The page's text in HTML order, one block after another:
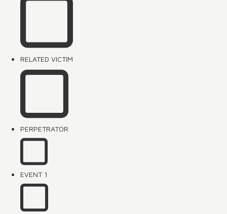
RELATED VICTIM
PERPETRATOR
EVENT 1